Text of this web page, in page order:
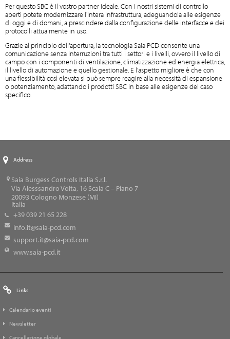
Per questo SBC è il vostro partner ideale. Con i nostri sistemi di controllo
aperti potete modernizzare l'intera infrastruttura, adeguandola alle esigenze
di oggi e di domani, a prescindere dalla configurazione delle interfacce e dei
protocolli attualmente in uso.
Grazie al principio dell'apertura, la tecnologia Saia PCD consente una
comunicazione senza interruzioni tra tutti i settori e i livelli, ovvero il livello di
campo con i componenti di ventilazione, climatizzazione ed energia elettrica,
il livello di automazione e quello gestionale. E l'aspetto migliore è che con
una flessibilità così elevata si può sempre reagire alla necessità di espansione
o potenziamento, adattando i prodotti SBC in base alle esigenze del caso
specifico.
Address
Saia Burgess Controls Italia S.r.l.
Via Alesssandro Volta, 16 Scala C – Piano 7
20093 Cologno Monzese (MI)
Italia
+39 039 21 65 228
info.it@saia-pcd.com
support.it@saia-pcd.com
www.saia-pcd.it
Links
Calendario eventi
Newsletter